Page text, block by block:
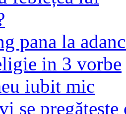
pana la
in 3 vorbe
iubit mic
se pregăteşte